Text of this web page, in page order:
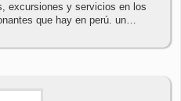
excursiones y servicios en los
que hay en perú. un
terrestres son servicios